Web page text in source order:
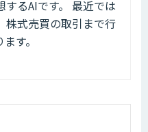
るAIです。 最近では
株式売買の取引まで行
す。